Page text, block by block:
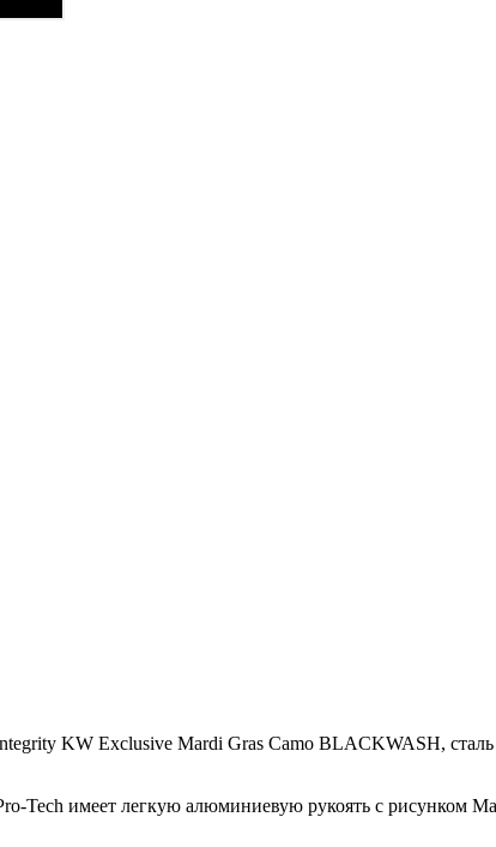
KW Exclusive Mardi Gras Camo BLACKWASH,
Tech имеет легкую алюминиевую рукоять с рисунком